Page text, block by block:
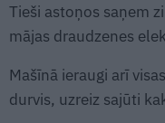
Tieši astoņos saņem
mājas draudzenes
Mašīnā ieraugi arī
durvis, uzreiz sajūti